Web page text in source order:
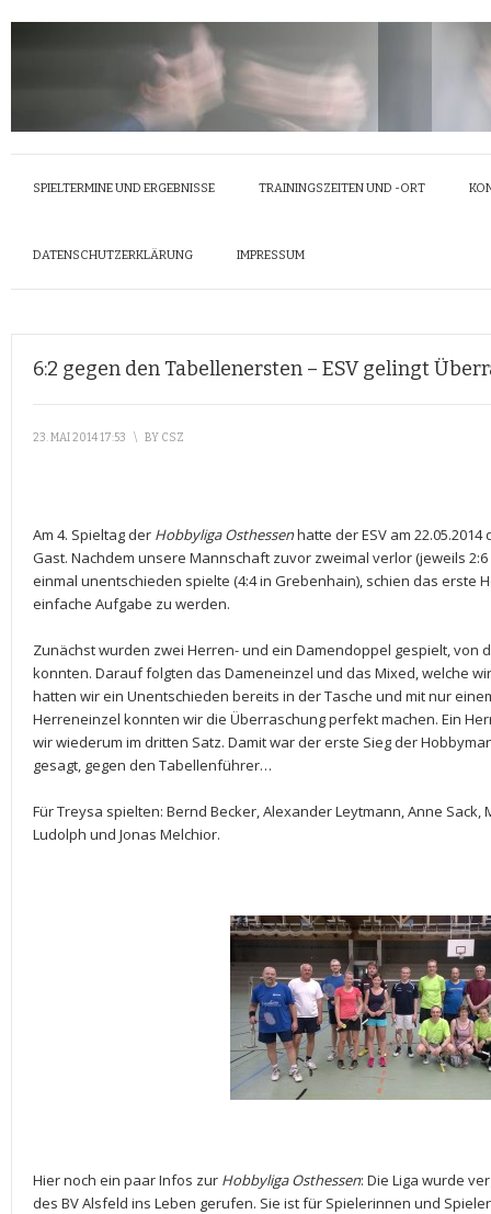
SPIELTERMINE UND ERGEBNISSE TRAININGSZEITEN UND -ORT
DATENSCHUTZERKLÄRUNG IMPRESSUM
6:2 gegen den Tabellenersten – ESV gelingt
23. MAI 2014 17:53 \ BY CSZ
Am 4. Spieltag der Hobbyliga Osthessenhatte der ESV am
Gast. Nachdem unsere Mannschaft zuvor zweimal verlor (jeweils
einmal unentschieden spielte (4:4 in Grebenhain), schien das erste
einfache Aufgabe zu werden.
Zunächst wurden zwei Herren- und ein Damendoppel gespielt, von
konnten. Darauf folgten das Dameneinzel und das Mixed, welche
hatten wir ein Unentschieden bereits in der Tasche und mit nur
Herreneinzel konnten wir die Überraschung perfekt machen. Ein
wir wiederum im dritten Satz. Damit war der erste Sieg der
gesagt, gegen den Tabellenführer…
Für Treysa spielten: Bernd Becker, Alexander Leytmann, Anne Sack,
Ludolph und Jonas Melchior.
Hier noch ein paar Infos zur Hobbyliga Osthessen: Die Liga wurde
des BV Alsfeld ins Leben gerufen. Sie ist für Spielerinnen und